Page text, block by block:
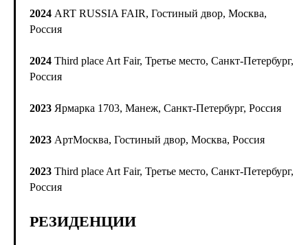
2024 ART RUSSIA FAIR, Гостиный двор, Москва,
Россия
2024 Third place Art Fair, Третье место, Санкт-Петербург,
Россия
2023 Ярмарка 1703, Манеж, Санкт-Петербург, Россия
2023 АртМосква, Гостиный двор, Москва, Россия
2023 Third place Art Fair, Третье место, Санкт-Петербург,
Россия
РЕЗИДЕНЦИИ